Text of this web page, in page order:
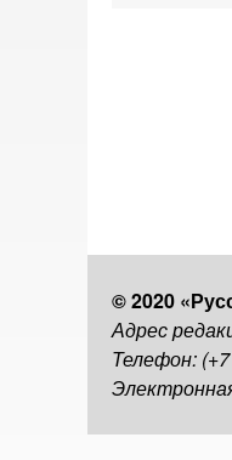
© 2020
Адрес
Телефон: